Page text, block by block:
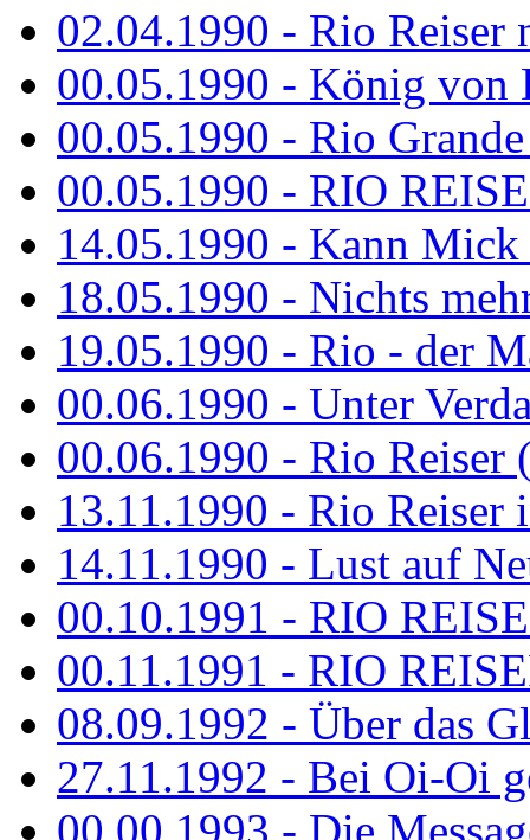
02.04.1990 - Rio
00.05.1990 - König von
00.05.1990 - Rio
00.05.1990 - RIO
14.05.1990 - Kann Mick
18.05.1990 - Nichts
19.05.1990 - Rio - der
00.06.1990 - Unter
00.06.1990 - Rio Reiser
13.11.1990 - Rio Reiser
14.11.1990 - Lust auf
00.10.1991 - RIO
00.11.1991 - RIO
08.09.1992 - Über das
27.11.1992 - Bei Oi-Oi
00.00.1993 - Die